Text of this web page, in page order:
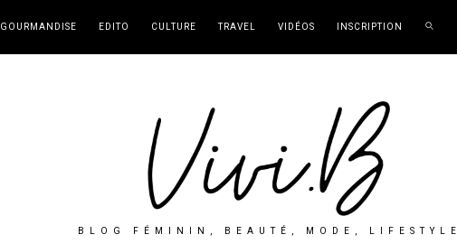
GOURMANDISE EDITO CULTURE TRAVEL VIDÉOS INSCRIPTION
BLOG FÉMININ, BEAUTÉ, MODE, LIFESTYLE